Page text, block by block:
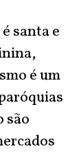
santa e
é um
são